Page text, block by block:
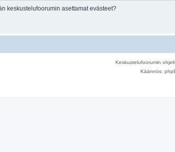
keskustelufoorumin asettamat evästeet?
Keskustelufoorumin
Käännös: